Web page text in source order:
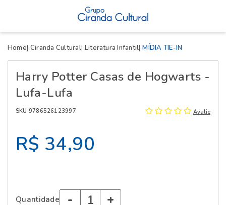
Home Ciranda Cultural Literatura Infantil MÍDIA TIE-IN
Harry Potter Casas de Hogwarts -
Lufa-Lufa
SKU 9786526123997 Avalie
R$ 34,90
Quantidade - +